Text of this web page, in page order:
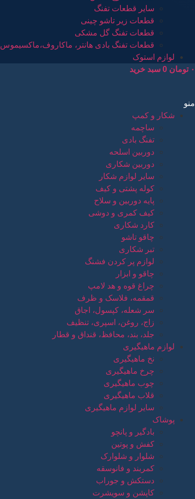
سایر قطعات تفنگ
قطعات زیر تاشو چینی
قطعات تفنگ گل مشکی
قطعات تفنگ بادی هانتر، ماکاروف،ماکسیموس
لوازم استوک
۰ تومان 0 سبد خرید
منو
شکار و کمپ
ساچمه
تفنگ بادی
دوربین اسلحه
دوربین شکاری
سایر لوازم شکار
کوله پشتی و کیف
پایه دوربین و سلاح
کیف کمری و دوشی
کارد شکاری
چاقو تاشو
تبر شکاری
لوازم پر کردن فشنگ
چاقو و ابزار
چراغ قوه و هد لامپ
قمقمه، فلاسک و ظرف
سر شعله، کپسول، اجاق
زاج، روغن، اسپری، تنظیف
جلد، بند، محافظ، قنداق و قطار
لوازم ماهیگیری
نخ ماهیگیری
چرخ ماهیگیری
چوب ماهیگیری
قلاب ماهیگیری
سایر لوازم ماهیگیری
پوشاک
بادگیر و پانچو
کفش و پوتین
شلوار و شلوارک
کمربند و فانوسقه
دستکش و جوراب
کاپشن و سویشرت